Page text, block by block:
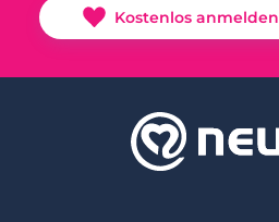
Kostenlos anmelden